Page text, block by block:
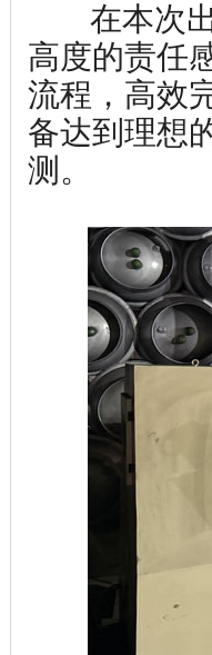
在本次出
高度的责任
流程， 高效
备达到理想
测。